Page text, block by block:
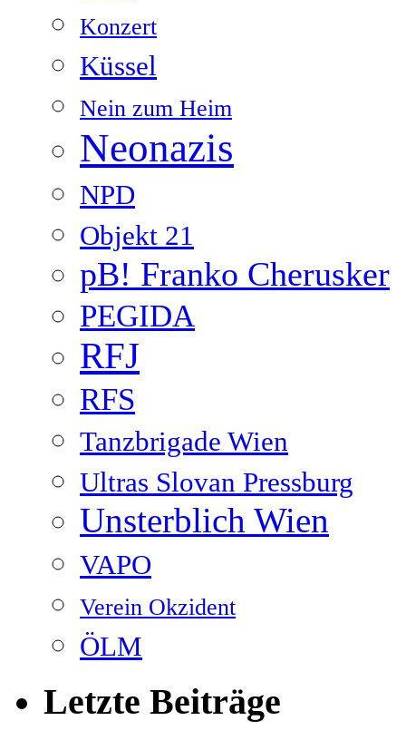
Konzert
Küssel
Nein zum Heim
Neonazis
NPD
Objekt 21
pB! Franko Cherusker
PEGIDA
RFJ
RFS
Tanzbrigade Wien
Ultras Slovan Pressburg
Unsterblich Wien
VAPO
Verein Okzident
ÖLM
Letzte Beiträge